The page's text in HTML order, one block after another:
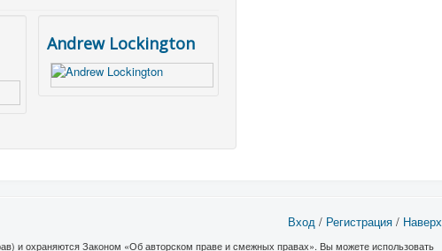
Andrew Lockington
Вход / Регистрация / Наверх
и охраняются Законом «Об авторском праве и смежных правах». Вы можете использовать